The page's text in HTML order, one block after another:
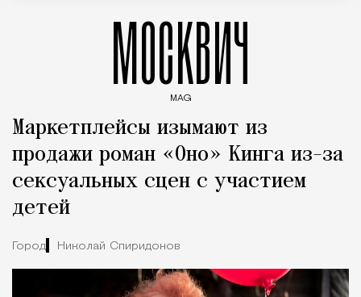
МОСКВИЧ
MAG
Маркетплейсы изымают из
продажи роман «Оно» Кинга из-за
сексуальных сцен с участием
детей
Город Николай Спиридонов